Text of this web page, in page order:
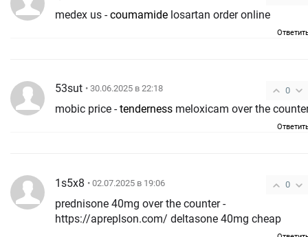
medex us -coumamide losartan order online
0
53sut • 30.06.2025 в 22:18
mobic price -tenderness meloxicam over the
0
1s5x8 • 02.07.2025 в 19:06
prednisone 40mg over the counter -
https://apreplson.com/ deltasone 40mg cheap